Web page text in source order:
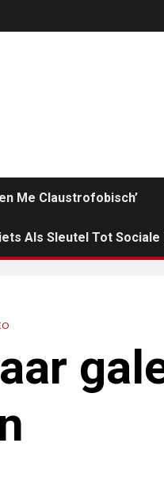
Me Claustrofobisch’
Als Sleutel Tot